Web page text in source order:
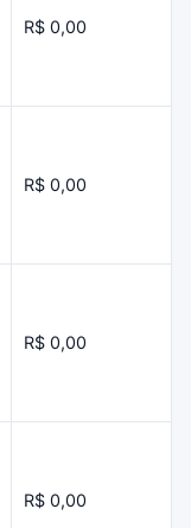
R$ 0,00
R$ 0,00
R$ 0,00
R$ 0,00